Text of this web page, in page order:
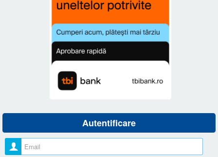
Autentificare
Nume utilizator